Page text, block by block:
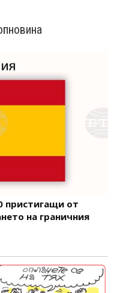
пристигащи от
на граничния